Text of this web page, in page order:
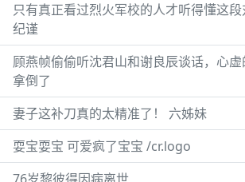
只有真正看过烈火军校的人才听得懂这
纪谨
顾燕帧偷偷听沈君山和谢良辰谈话，心
拿倒了
妻子这补刀真的太精准了！ 六姊妹
耍宝耍宝 可爱疯了宝宝 /cr.logo